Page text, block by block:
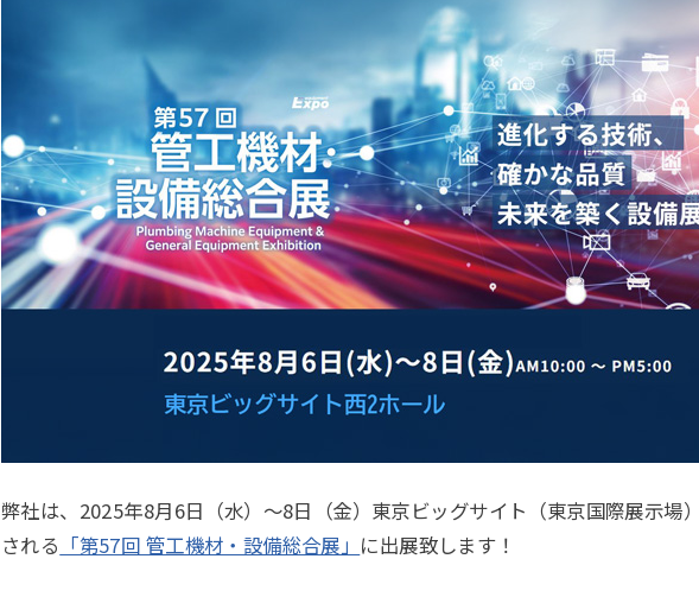
弊社は、2025年8月6日（水）～8日（金）東京ビッグサイト（東京国際展示場
される 「第57回 管工機材・設備総合展」 に出展致します！